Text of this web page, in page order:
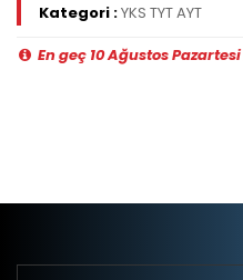
Kategori :YKS TYT AYT
En geç 10 Ağustos